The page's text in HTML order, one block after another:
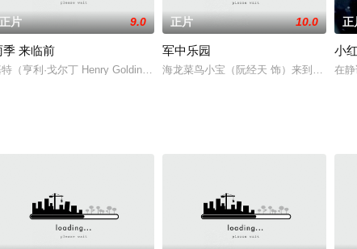
，没有及时救出被困在密室里的儿子而导致儿子文昊心脏病突发死亡失魂
片 9.0
季 来临前
（亨利·戈尔丁 Henry Golding 饰）年幼时跟随着父母躲避战火，一家人
正片 10.0
军中乐园
海龙菜鸟小宝（阮经天 饰）来到海天一
正
小
在